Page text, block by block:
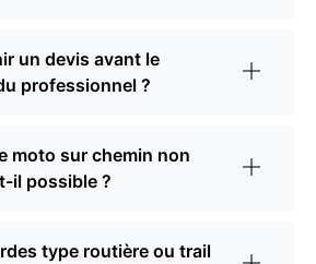
un devis avant le
professionnel ?
moto sur chemin non
il possible ?
type routière ou trail